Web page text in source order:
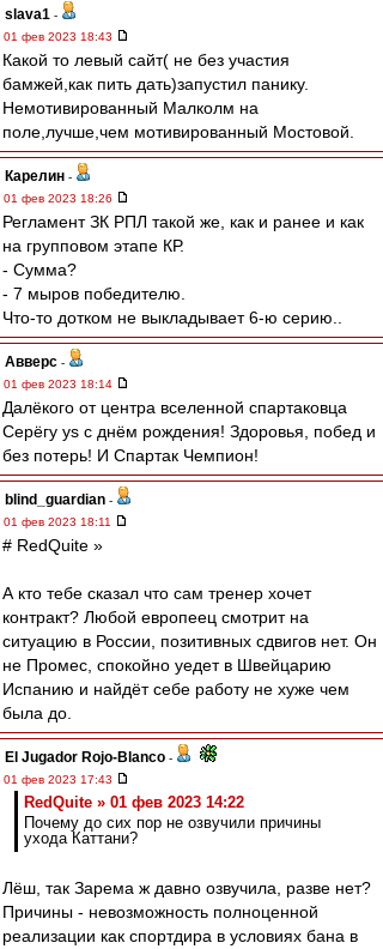
slava1 -
01 фев 2023 18:43
Какой то левый сайт( не без участия
бамжей,как пить дать)запустил панику.
Немотивированный Малколм на
поле,лучше,чем мотивированный Мостовой.
Карелин -
01 фев 2023 18:26
Регламент ЗК РПЛ такой же, как и ранее и как
на групповом этапе КР.
- Сумма?
- 7 мыров победителю.
Что-то дотком не выкладывает 6-ю серию..
Авверс -
01 фев 2023 18:14
Далёкого от центра вселенной спартаковца
Серёгу ys с днём рождения! Здоровья, побед и
без потерь! И Спартак Чемпион!
blind_guardian -
01 фев 2023 18:11
# RedQuite »
А кто тебе сказал что сам тренер хочет
контракт? Любой европеец смотрит на
ситуацию в России, позитивных сдвигов нет. Он
не Промес, спокойно уедет в Швейцарию
Испанию и найдёт себе работу не хуже чем
была до.
El Jugador Rojo-Blanco -
01 фев 2023 17:43
RedQuite » 01 фев 2023 14:22
Почему до сих пор не озвучили причины
ухода Каттани?
Лёш, так Зарема ж давно озвучила, разве нет?
Причины - невозможность полноценной
реализации как спортдира в условиях бана в